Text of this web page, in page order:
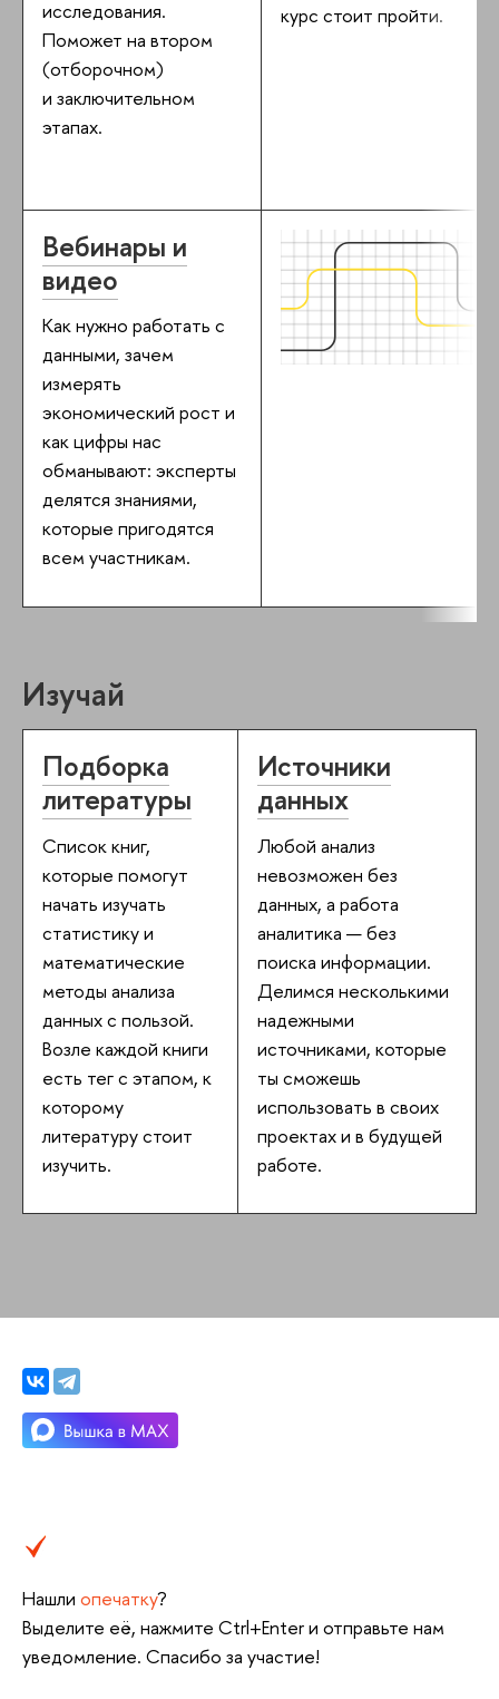
исследования.
Поможет на втором
(отборочном)
и заключительном
этапах.
курс стоит пройти.
Вебинары и
видео
Как нужно работать с
данными, зачем
измерять
экономический рост и
как цифры нас
обманывают: эксперты
делятся знаниями,
которые пригодятся
всем участникам.
Изучай
Подборка
литературы
Список книг,
которые помогут
начать изучать
статистику и
математические
методы анализа
данных с пользой.
Возле каждой книги
есть тег с этапом, к
которому
литературу стоит
изучить.
Источники
данных
Любой анализ
невозможен без
данных, а работа
аналитика — без
поиска информации.
Делимся несколькими
надежными
источниками, которые
ты сможешь
использовать в своих
проектах и в будущей
работе.
Нашли опечатку?
Выделите её, нажмите Ctrl+Enter и отправьте нам
уведомление. Спасибо за участие!